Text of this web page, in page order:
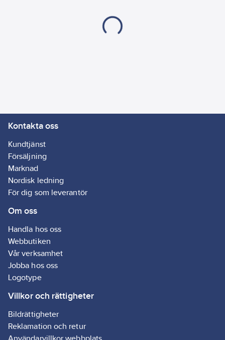
Kontakta oss
Kundtjänst
Försäljning
Marknad
Nordisk ledning
För dig som leverantör
Om oss
Handla hos oss
Webbutiken
Vår verksamhet
Jobba hos oss
Logotype
Villkor och rättigheter
Bildrättigheter
Reklamation och retur